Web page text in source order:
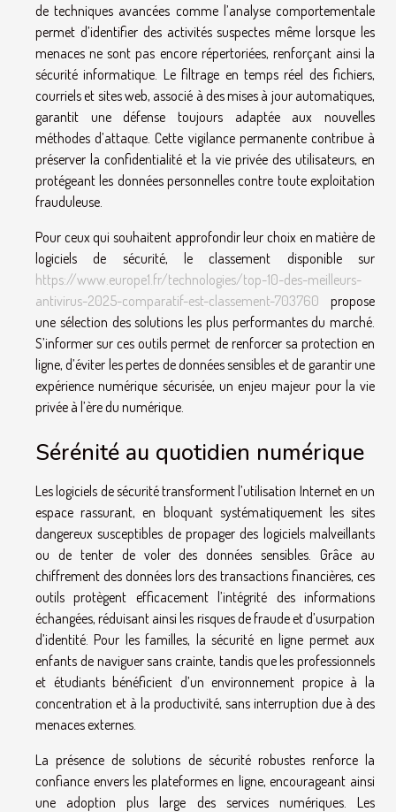
de techniques avancées comme l’analyse comportementale
permet d’identifier des activités suspectes même lorsque les
menaces ne sont pas encore répertoriées, renforçant ainsi la
sécurité informatique. Le filtrage en temps réel des fichiers,
courriels et sites web, associé à des mises à jour automatiques,
garantit une défense toujours adaptée aux nouvelles
méthodes d’attaque. Cette vigilance permanente contribue à
préserver la confidentialité et la vie privée des utilisateurs, en
protégeant les données personnelles contre toute exploitation
frauduleuse.
Pour ceux qui souhaitent approfondir leur choix en matière de
logiciels de sécurité, le classement disponible sur
https://www.europe1.fr/technologies/top-10-des-meilleurs-
antivirus-2025-comparatif-est-classement-703760 propose
une sélection des solutions les plus performantes du marché.
S’informer sur ces outils permet de renforcer sa protection en
ligne, d’éviter les pertes de données sensibles et de garantir une
expérience numérique sécurisée, un enjeu majeur pour la vie
privée à l’ère du numérique.
Sérénité au quotidien numérique
Les logiciels de sécurité transforment l’utilisation Internet en un
espace rassurant, en bloquant systématiquement les sites
dangereux susceptibles de propager des logiciels malveillants
ou de tenter de voler des données sensibles. Grâce au
chiffrement des données lors des transactions financières, ces
outils protègent efficacement l’intégrité des informations
échangées, réduisant ainsi les risques de fraude et d’usurpation
d’identité. Pour les familles, la sécurité en ligne permet aux
enfants de naviguer sans crainte, tandis que les professionnels
et étudiants bénéficient d’un environnement propice à la
concentration et à la productivité, sans interruption due à des
menaces externes.
La présence de solutions de sécurité robustes renforce la
confiance envers les plateformes en ligne, encourageant ainsi
une adoption plus large des services numériques. Les